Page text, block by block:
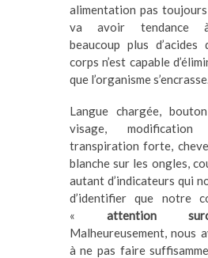
alimentation pas
va avoir tendance
beaucoup plus
corps n’est capable
que l’organisme
Langue chargée,
visage,
transpiration forte,
blanche sur les ongles,
autant d’indicateurs qui
d’identifier que notre
« attention
Malheureusement, nous
à ne pas faire